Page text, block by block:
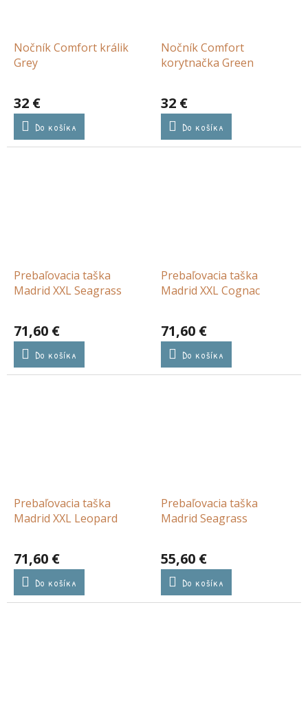
Nočník Comfort králik
Grey
32 €
Do košíka
Nočník Comfort
korytnačka Green
32 €
Do košíka
Prebaľovacia taška
Madrid XXL Seagrass
71,60 €
Do košíka
Prebaľovacia taška
Madrid XXL Cognac
71,60 €
Do košíka
Prebaľovacia taška
Madrid XXL Leopard
71,60 €
Do košíka
Prebaľovacia taška
Madrid Seagrass
55,60 €
Do košíka